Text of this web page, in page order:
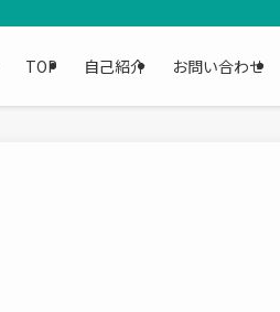
TOP 自己紹介 お問い合わせ